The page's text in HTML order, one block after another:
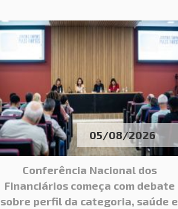
05/08/2026
Conferência Nacional dos
Financiários começa com debate
sobre perfil da categoria, saúde e